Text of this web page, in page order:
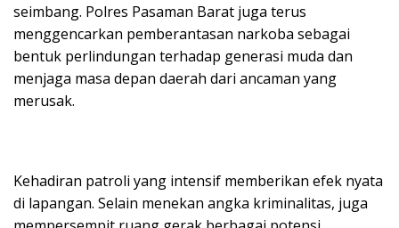
seimbang. Polres Pasaman Barat juga terus
menggencarkan pemberantasan narkoba sebagai
bentuk perlindungan terhadap generasi muda dan
menjaga masa depan daerah dari ancaman yang
merusak.
Kehadiran patroli yang intensif memberikan efek nyata
di lapangan. Selain menekan angka kriminalitas, juga